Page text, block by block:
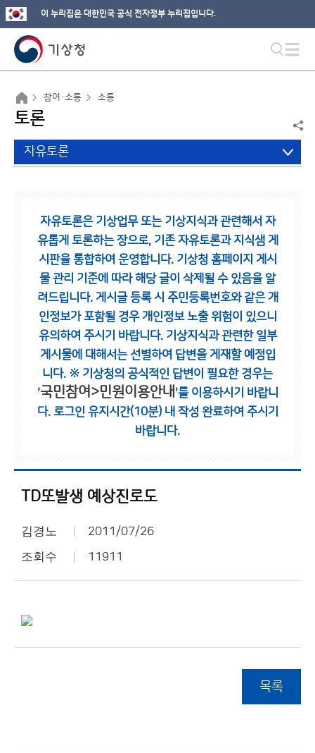
이 누리집은 대한민국 공식 전자정부 누리집입니다.
참여·소통 소통
토론
자유토론
자유토론은 기상업무 또는 기상지식과 관련해서 자
유롭게 토론하는 장으로, 기존 자유토론과 지식샘 게
시판을 통합하여 운영합니다. 기상청 홈페이지 게시
물 관리 기준에 따라 해당 글이 삭제될 수 있음을 알
려드립니다. 게시글 등록 시 주민등록번호와 같은 개
인정보가 포함될 경우 개인정보 노출 위험이 있으니
유의하여 주시기 바랍니다. 기상지식과 관련한 일부
게시물에 대해서는 선별하여 답변을 게재할 예정입
니다. ※ 기상청의 공식적인 답변이 필요한 경우는
'국민참여>민원이용안내 '를 이용하시기 바랍니
다. 로그인 유지시간(10분) 내 작성 완료하여 주시기
바랍니다.
TD또발생 예상진로도
김경노 2011/07/26
조회수 11911
목록